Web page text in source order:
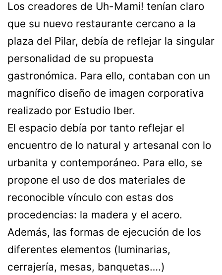
Los creadores de Uh-Mami! tenían claro
que su nuevo restaurante cercano a la
plaza del Pilar, debía de reflejar la singular
personalidad de su propuesta
gastronómica. Para ello, contaban con un
magnífico diseño de imagen corporativa
realizado por Estudio Iber.
El espacio debía por tanto reflejar el
encuentro de lo natural y artesanal con lo
urbanita y contemporáneo. Para ello, se
propone el uso de dos materiales de
reconocible vínculo con estas dos
procedencias: la madera y el acero.
Además, las formas de ejecución de los
diferentes elementos (luminarias,
cerrajería, mesas, banquetas….)